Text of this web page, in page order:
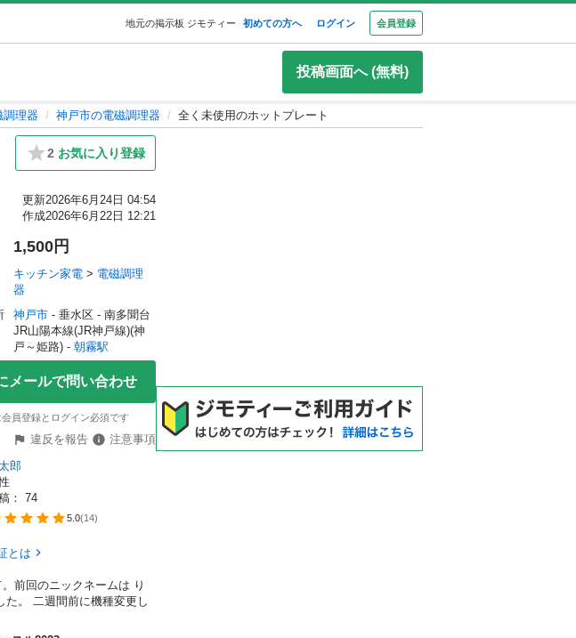
地元の掲示板 ジモティー 初めての方へ ログイン 会員登録
投稿画面へ (無料)
調理器 神戸市の電磁調理器 全く未使用のホットプレート
2 お気に入り登録
更新2026年6月24日 04:54
作成2026年6月22日 12:21
1,500円
キッチン家電 > 電磁調理
器
神戸市 - 垂水区 - 南多聞台
JR山陽本線(JR神戸線)(神
戸～姫路) - 朝霧駅
メールで問い合わせ
員登録とログイン必須です
違反を報告
注意事項
郎
： 74
5.0(14)
とは
前回のニックネームは り
た。 二週間前に機種変更し